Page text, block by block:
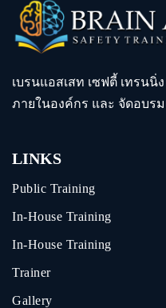
เบรนแอสเสท เซฟตี้ เทรน
ภายในองค์กร และ จัดอบร
LINKS
Public Training
In-House Training
In-House Training
Trainer
Gallery